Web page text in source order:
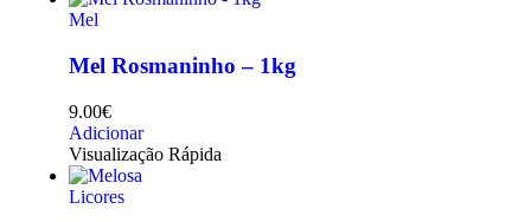
Mel
Mel Rosmaninho – 1kg
9.00€
Adicionar
Visualização Rápida
Licores